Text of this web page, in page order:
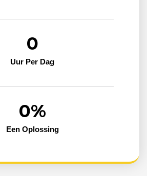
Uur Per Dag
0
Een Oplossing
0%